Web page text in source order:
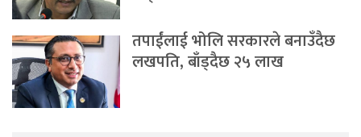
तपाईंलाई भोलि सरकारले बनाउँदैछ
लखपति, बाँड्दैछ २५ लाख